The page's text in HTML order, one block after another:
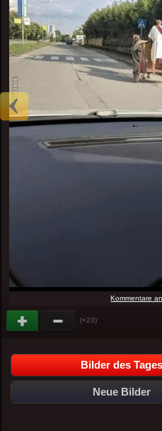
Kommentare
(+23)
Bilder des Tages
Neue Bilder